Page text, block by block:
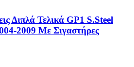
Διπλά Τελικά GP1 S.Steel
2009 Με Σιγαστήρες